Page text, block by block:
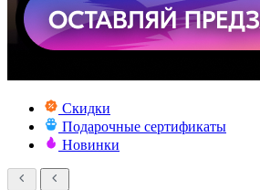
Скидки
Подарочные сертификаты
Новинки